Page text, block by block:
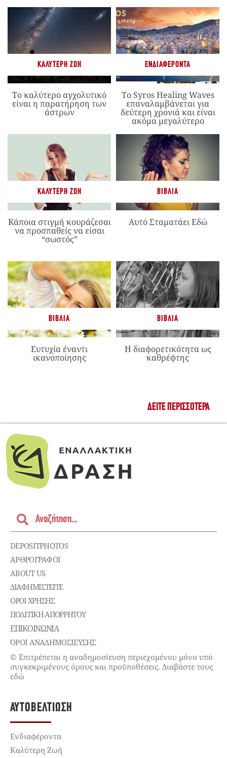
ΚΑΛΎΤΕΡΗ ΖΩΉ
Το καλύτερο αγχολυτικό
είναι η παρατήρηση των
άστρων
ΕΝΔΙΑΦΈΡΟΝΤΑ
Το Syros Healing Waves
επαναλαμβάνεται για
δεύτερη χρονιά και είναι
ακόμα μεγαλύτερο
ΚΑΛΎΤΕΡΗ ΖΩΉ
Κάποια στιγμή κουράζεσαι
να προσπαθείς να είσαι
“σωστός”
ΒΙΒΛΊΑ
Αυτό Σταματάει Εδώ
ΒΙΒΛΊΑ
Ευτυχία έναντι
ικανοποίησης
ΒΙΒΛΊΑ
Η διαφορετικότητα ως
καθρέφτης
ΔΕΊΤΕ ΠΕΡΙΣΣΌΤΕΡΑ
DEPOSITPHOTOS
ΑΡΘΡΟΓΡΑΦΟΙ
ABOUT US
ΔΙΑΦΗΜΙΣΤΕΊΤΕ
ΌΡΟΙ ΧΡΉΣΗΣ
ΠΟΛΙΤΙΚΉ ΑΠΟΡΡΉΤΟΥ
ΕΠΙΚΟΙΝΩΝΊΑ
ΌΡΟΙ ΑΝΑΔΗΜΟΣΙΕΥΣΗΣ
© Επιτρέπεται η αναδημοσίευση περιεχομένου μόνο υπό
συγκεκριμένους όρους και προϋποθέσεις. Διαβάστε τους
εδώ
ΑΥΤΟΒΕΛΤΊΩΣΗ
Ενδιαφέροντα
Καλύτερη Ζωή